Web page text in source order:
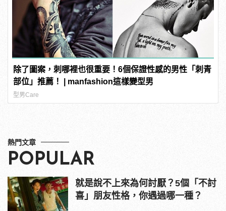
除了圖案，刺哪裡也很重要！6個保證性感的男性「刺青
部位」推薦！ | manfashion這樣變型男
型男Care
熱門文章
POPULAR
就是說不上來為何討厭？5個「不討
喜」朋友性格，你遇過哪一種？